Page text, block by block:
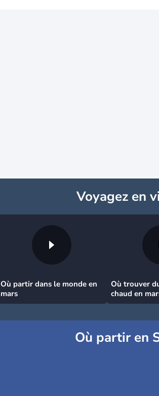
Voyagez en
Où partir dans le monde en
mars
Où trouver
chaud en
Où partir en